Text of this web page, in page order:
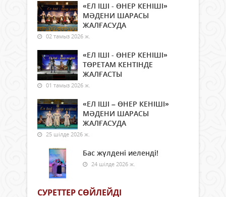
«ЕЛ ІШІ - ӨНЕР КЕНІШІ»
МӘДЕНИ ШАРАСЫ
ЖАЛҒАСУДА
02 тамыз 2026 ж.
«ЕЛ ІШІ - ӨНЕР КЕНІШІ»
ТӨРЕТАМ КЕНТІНДЕ
ЖАЛҒАСТЫ
01 тамыз 2026 ж.
«ЕЛ ІШІ – ӨНЕР КЕНІШІ»
МӘДЕНИ ШАРАСЫ
ЖАЛҒАСУДА
25 шілде 2026 ж.
Бас жүлдені иеленді!
24 шілде 2026 ж.
СУРЕТТЕР СӨЙЛЕЙДI